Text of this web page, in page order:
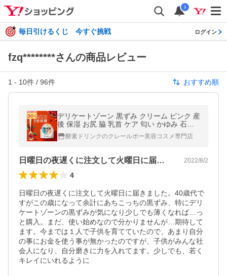
i
毎日引けるくじ 今すぐ挑戦 ログイン
fzq********さんの商品レビュー
1 - 10件 / 96件 おすすめ順
デリケートゾーン 黒ずみ クリーム ピンク 産
後 保湿 お尻 脇 乳首 ケア 匂い かゆみ 石鹸
フェムケア メサイア 30g
酵素ドリンクのクレールボー美容コスメ専門店
日曜日の夜遅くに注文して火曜日に届きま… 2022/8/2
4
日曜日の夜遅くに注文して火曜日に届きました。40歳代で
すがこの歳になって余計にあちこっちの黒ずみ、特にデリ
ケートゾーンの黒ずみが気になり少しでも薄くなれば…っ
と購入。まだ、使い始めなので分かりませんが…期待して
ます。今までは１人で子供を育てていたので、あまり自分
の事にお金を使う事が無かったのですが、子供がみんな社
会人になり、自分磨きに力を入れてます。少しでも、若く
キレイにいれるように